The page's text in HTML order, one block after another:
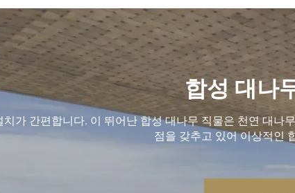
합성 대나
가 간편합니다. 이 뛰어난 합성 대나무 직물은 천연 대
점을 갖추고 있어 이상적인